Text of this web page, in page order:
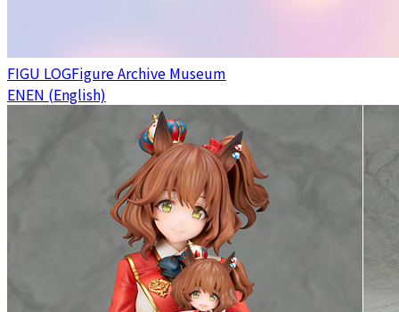
FIGU LOGFigure Archive Museum
ENEN (English)